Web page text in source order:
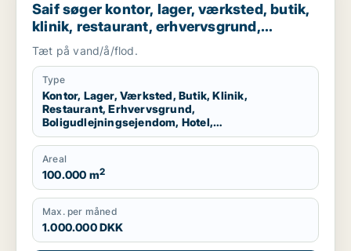
Saif søger kontor, lager, værksted, butik,
klinik, restaurant, erhvervsgrund,
boligudlejningsejendom, hotel,
produktionslokaler eller garage til salg i
Storkøbenhavn
Tæt på vand/å/flod.
Type
Kontor, Lager, Værksted, Butik, Klinik,
Restaurant, Erhvervsgrund,
Boligudlejningsejendom, Hotel,
Produktionslokaler, Garage
Areal
100.000 m2
Max. per måned
1.000.000 DKK